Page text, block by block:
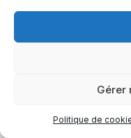
Gérer
Politique de